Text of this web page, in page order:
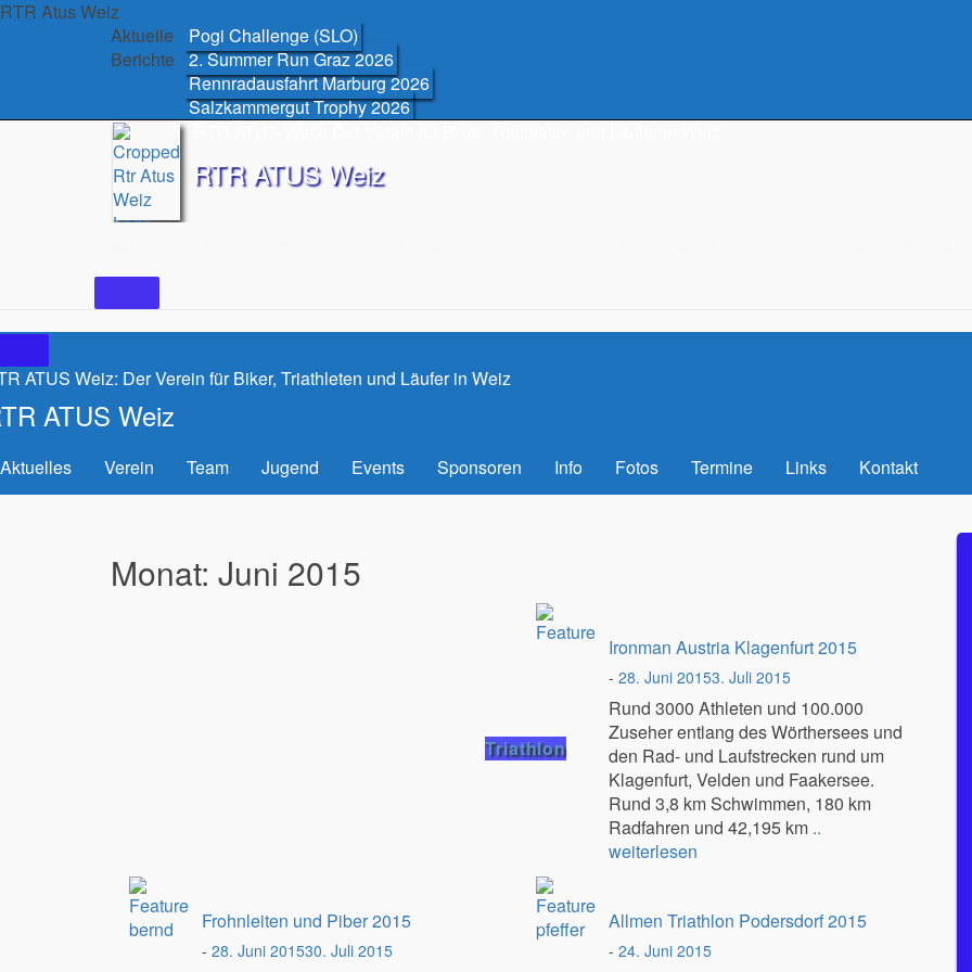
Skip
RTR Atus Weiz
Aktuelle
Berichte
Pogi Challenge (SLO)
2. Summer Run Graz 2026
Rennradausfahrt Marburg 2026
Salzkammergut Trophy 2026
RTR ATUS Weiz
ATUS Weiz: Der Verein für Biker, Triathleten und Läufer in Weiz
ATUS Weiz
Aktuelles Verein Team Jugend Events Sponsoren Info Fotos Termine Links Kontakt
Monat: Juni 2015
Triathlon
Ironman Austria Klagenfurt 2015
- 28. Juni 20153. Juli 2015
Rund 3000 Athleten und 100.000
Zuseher entlang des Wörthersees und
den Rad- und Laufstrecken rund um
Klagenfurt, Velden und Faakersee.
Rund 3,8 km Schwimmen, 180 km
Radfahren und 42,195 km ..
weiterlesen
Frohnleiten und Piber 2015
- 28. Juni 201530. Juli 2015
Allmen Triathlon Podersdorf 2015
- 24. Juni 2015